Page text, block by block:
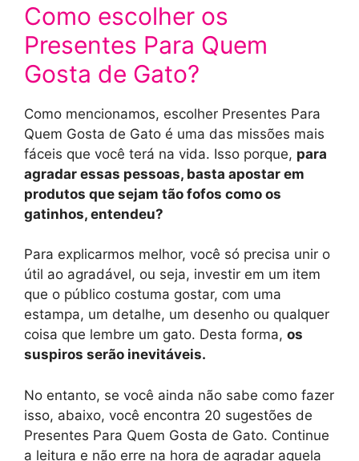
Como escolher os
Presentes Para Quem
Gosta de Gato?
Como mencionamos, escolher Presentes Para
Quem Gosta de Gato é uma das missões mais
fáceis que você terá na vida. Isso porque, para
agradar essas pessoas, basta apostar em
produtos que sejam tão fofos como os
gatinhos, entendeu?
Para explicarmos melhor, você só precisa unir o
útil ao agradável, ou seja, investir em um item
que o público costuma gostar, com uma
estampa, um detalhe, um desenho ou qualquer
coisa que lembre um gato. Desta forma, os
suspiros serão inevitáveis.
No entanto, se você ainda não sabe como fazer
isso, abaixo, você encontra 20 sugestões de
Presentes Para Quem Gosta de Gato. Continue
a leitura e não erre na hora de agradar aquela